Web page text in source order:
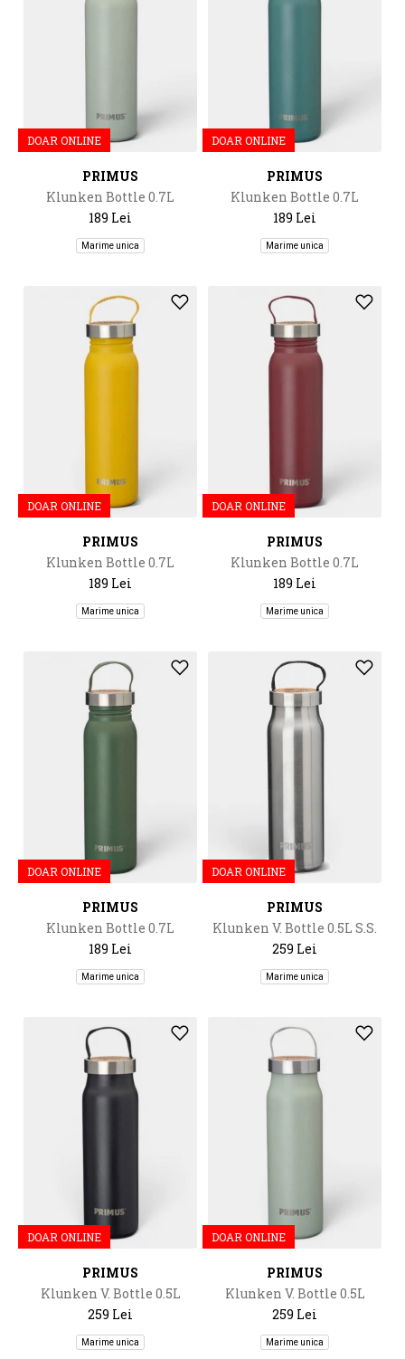
DOAR ONLINE
PRIMUS
Klunken Bottle 0.7L
189 Lei
Marime unica
DOAR ONLINE
PRIMUS
Klunken Bottle 0.7L
189 Lei
Marime unica
DOAR ONLINE
PRIMUS
Klunken Bottle 0.7L
189 Lei
Marime unica
DOAR ONLINE
PRIMUS
Klunken Bottle 0.7L
189 Lei
Marime unica
DOAR ONLINE
PRIMUS
Klunken Bottle 0.7L
189 Lei
Marime unica
DOAR ONLINE
PRIMUS
Klunken V. Bottle 0.5L S.S.
259 Lei
Marime unica
DOAR ONLINE
PRIMUS
Klunken V. Bottle 0.5L
259 Lei
Marime unica
DOAR ONLINE
PRIMUS
Klunken V. Bottle 0.5L
259 Lei
Marime unica